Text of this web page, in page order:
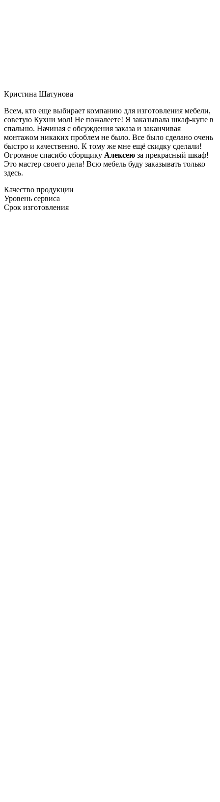
Кристина Шатунова
Всем, кто еще выбирает компанию для изготовления мебели,
советую Кухни мол! Не пожалеете! Я заказывала шкаф-купе в
спальню. Начиная с обсуждения заказа и заканчивая
монтажом никаких проблем не было. Все было сделано очень
быстро и качественно. К тому же мне ещё скидку сделали!
Огромное спасибо сборщику Алексею за прекрасный шкаф!
Это мастер своего дела! Всю мебель буду заказывать только
здесь.
Качество продукции
Уровень сервиса
Срок изготовления